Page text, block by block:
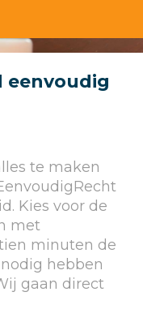
eenvoudig
te maken
Kies voor de
met
minuten de
hebben
gaan direct